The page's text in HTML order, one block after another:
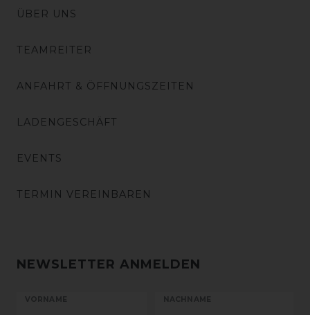
ÜBER UNS
TEAMREITER
ANFAHRT & ÖFFNUNGSZEITEN
LADENGESCHÄFT
EVENTS
TERMIN VEREINBAREN
NEWSLETTER ANMELDEN
VORNAME NACHNAME